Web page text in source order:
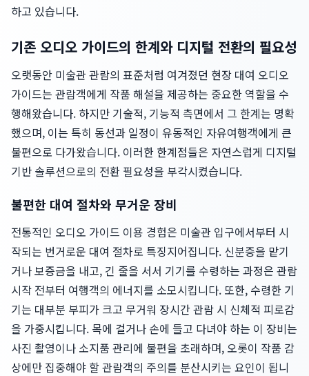
하고 있습니다.
기존 오디오 가이드의 한계와 디지털 전환의 필요성
오랫동안 미술관 관람의 표준처럼 여겨졌던 현장 대여 오디오
가이드는 관람객에게 작품 해설을 제공하는 중요한 역할을 수
행해왔습니다. 하지만 기술적, 기능적 측면에서 그 한계는 명확
했으며, 이는 특히 동선과 일정이 유동적인 자유여행객에게 큰
불편으로 다가왔습니다. 이러한 한계점들은 자연스럽게 디지털
기반 솔루션으로의 전환 필요성을 부각시켰습니다.
불편한 대여 절차와 무거운 장비
전통적인 오디오 가이드 이용 경험은 미술관 입구에서부터 시
작되는 번거로운 대여 절차로 특징지어집니다. 신분증을 맡기
거나 보증금을 내고, 긴 줄을 서서 기기를 수령하는 과정은 관람
시작 전부터 여행객의 에너지를 소모시킵니다. 또한, 수령한 기
기는 대부분 부피가 크고 무거워 장시간 관람 시 신체적 피로감
을 가중시킵니다. 목에 걸거나 손에 들고 다녀야 하는 이 장비는
사진 촬영이나 소지품 관리에 불편을 초래하며, 오롯이 작품 감
상에만 집중해야 할 관람객의 주의를 분산시키는 요인이 됩니